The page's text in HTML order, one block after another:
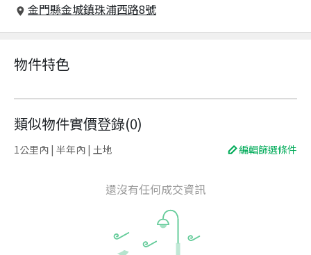
金門縣金城鎮珠浦西路8號
物件特色
類似物件實價登錄(0)
1公里內 | 半年內 | 土地 編輯篩選條件
還沒有任何成交資訊